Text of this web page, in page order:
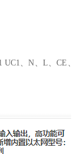
UC1、N、L、CE、